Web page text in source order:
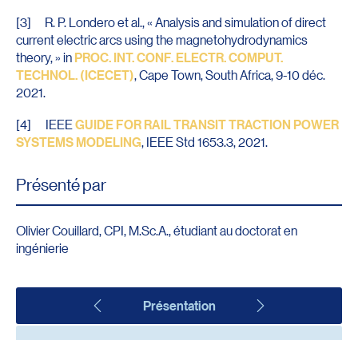
[3] R. P. Londero et al., « Analysis and simulation of direct
current electric arcs using the magnetohydrodynamics
theory, » inPROC. INT. CONF. ELECTR. COMPUT.
TECHNOL. (ICECET), Cape Town, South Africa, 9-10 déc.
2021.
[4] IEEEGUIDE FOR RAIL TRANSIT TRACTION POWER
SYSTEMS MODELING, IEEE Std 1653.3, 2021.
Présenté par
Olivier Couillard, CPI, M.Sc.A., étudiant au doctorat en
ingénierie
Présentation